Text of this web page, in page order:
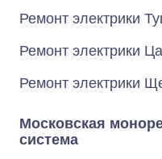
Ремонт электрики
Ремонт электрики
Ремонт электрики
Московская
система